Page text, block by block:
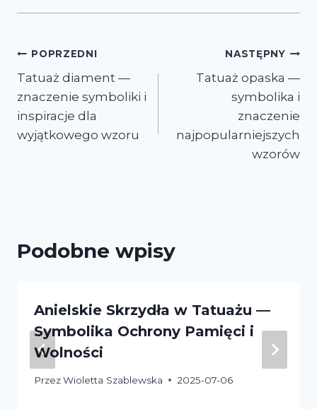
Nawigacja
wpisu
POPRZEDNI
Tatuaż diament —
znaczenie symboliki i
inspiracje dla
wyjątkowego wzoru
NASTĘPNY
Tatuaż opaska —
symbolika i
znaczenie
najpopularniejszych
wzorów
Podobne wpisy
Anielskie Skrzydła w Tatuażu —
Symbolika Ochrony Pamięci i
Wolności
PrzezWioletta Szablewska 2025-07-06